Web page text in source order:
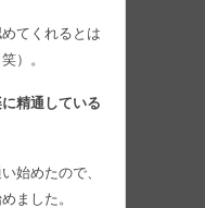
てくれるとは
）。
精通している
始めたので、
ました。